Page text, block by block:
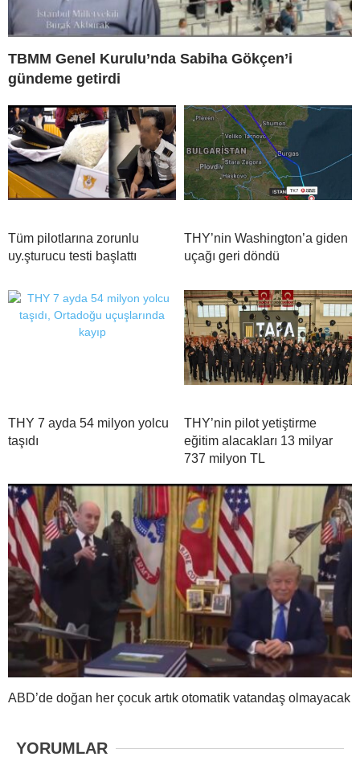
TBMM Genel Kurulu’nda Sabiha Gökçen’i
gündeme getirdi
Tüm pilotlarına zorunlu
uy.şturucu testi başlattı
THY’nin Washington’a giden
uçağı geri döndü
THY 7 ayda 54 milyon yolcu
taşıdı
THY’nin pilot yetiştirme
eğitim alacakları 13 milyar
737 milyon TL
ABD’de doğan her çocuk artık otomatik vatandaş olmayacak
YORUMLAR